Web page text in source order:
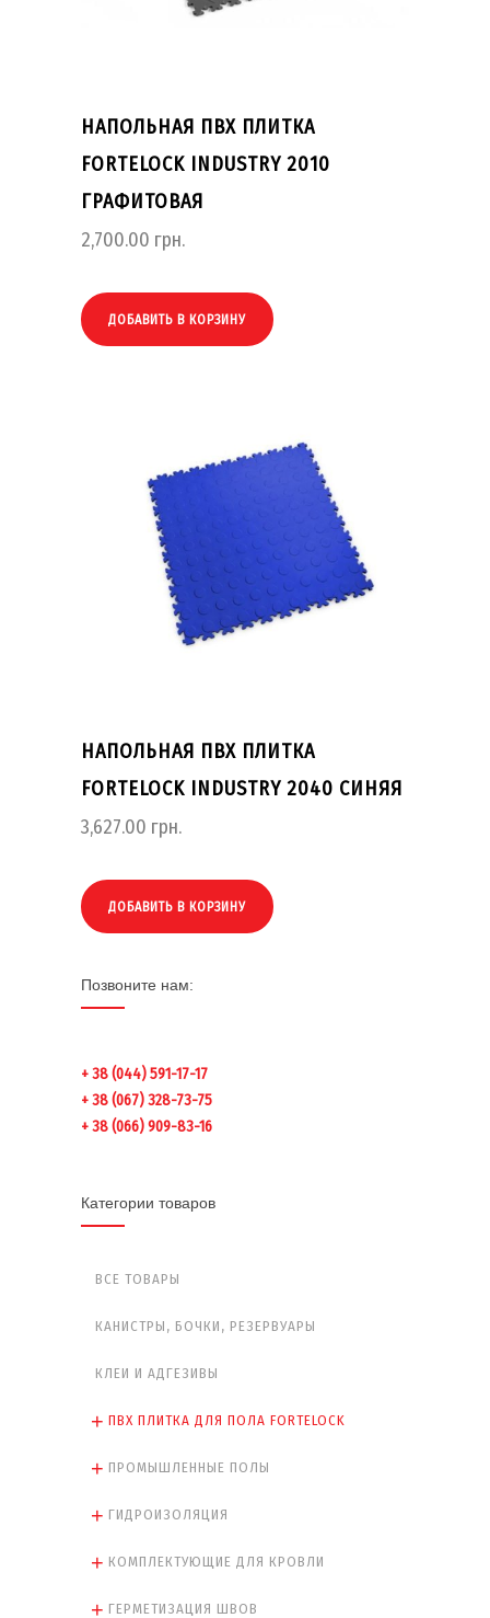
НАПОЛЬНАЯ ПВХ ПЛИТКА
FORTELOCK INDUSTRY 2010
ГРАФИТОВАЯ
2,700.00 грн.
ДОБАВИТЬ В КОРЗИНУ
НАПОЛЬНАЯ ПВХ ПЛИТКА
FORTELOCK INDUSTRY 2040 СИНЯЯ
3,627.00 грн.
ДОБАВИТЬ В КОРЗИНУ
Позвоните нам:
+ 38 (044) 591-17-17
+ 38 (067) 328-73-75
+ 38 (066) 909-83-16
Категории товаров
ВСЕ ТОВАРЫ
КАНИСТРЫ, БОЧКИ, РЕЗЕРВУАРЫ
КЛЕИ И АДГЕЗИВЫ
ПВХ ПЛИТКА ДЛЯ ПОЛА FORTELOCK
ПРОМЫШЛЕННЫЕ ПОЛЫ
ГИДРОИЗОЛЯЦИЯ
КОМПЛЕКТУЮЩИЕ ДЛЯ КРОВЛИ
ГЕРМЕТИЗАЦИЯ ШВОВ